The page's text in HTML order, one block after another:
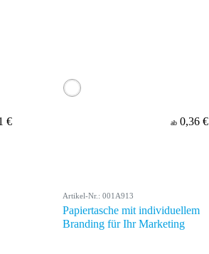
€ ab 0,36 €
Artikel-Nr.: 001A913
Papiertasche mit individuellem
Branding für Ihr Marketing